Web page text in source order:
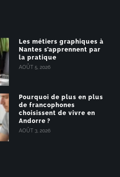
Les métiers graphiques à
Nantes s’apprennent par
la pratique
AOÛT 5, 2026
Pourquoi de plus en plus
de francophones
choisissent de vivre en
Andorre ?
AOÛT 3, 2026